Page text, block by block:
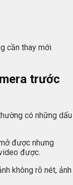
cần thay mới
trước
có những dấu
được nhưng
được.
không rõ nét, ảnh